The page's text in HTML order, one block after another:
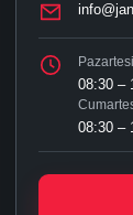
08:30 –
08:30 –